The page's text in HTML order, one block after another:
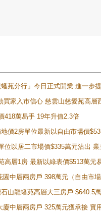
苑分行」今日正式開業 進一步
買家入市信心 慈雲山慈愛苑高層
418萬易手 19年升值2.3倍
價2房單位最新以自由市場價
位以居二市場價$335萬元沽出
高層1房 最新以綠表價$513萬元
中層兩房戶 398萬元（自由市
山龍蟠苑高層大三房戶
中層兩房戶 325萬元獲承接 實